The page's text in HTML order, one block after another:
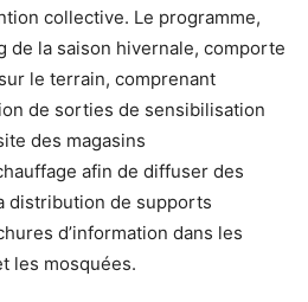
collective. Le programme,
de la saison hivernale, comporte
le terrain, comprenant
de sorties de sensibilisation
des magasins
afin de diffuser des
distribution de supports
d’information dans les
les mosquées.